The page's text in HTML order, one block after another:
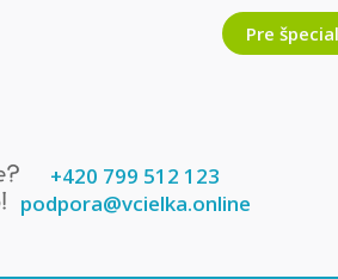
Pre
+420 799 512 123
podpora@vcielka.online